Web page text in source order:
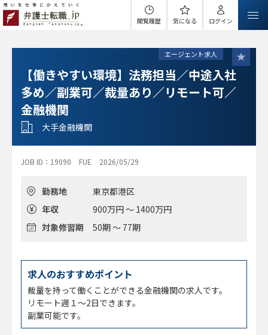
閲覧履歴 気になる ログイン
エージェント求人
【働きやすい環境】法務担当／中途入社
多め／副業可／裁量あり／リモート可／
金融機関
大手金融機関
JOB ID：19090 FUE 2026/05/29
勤務地
東京都港区
年収
900万円 ～ 1400万円
対象修習期
50期 ～ 77期
求人のおすすめポイント
裁量を持って働くことができる金融機関の求人です。
リモート週１～2日できます。
副業可能です。